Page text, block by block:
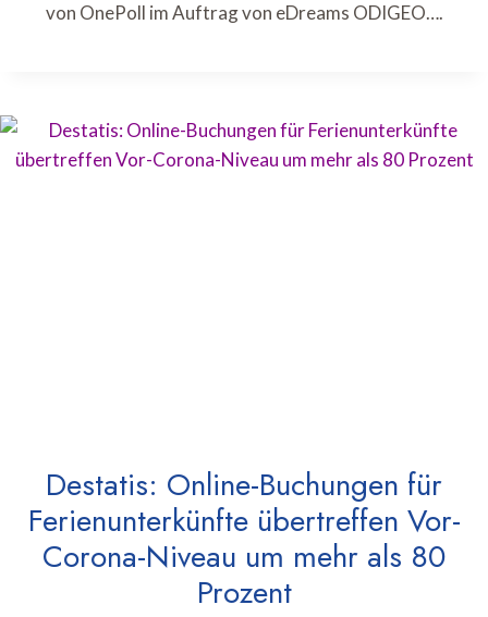
von OnePoll im Auftrag von eDreams ODIGEO….
Destatis: Online-Buchungen für
Ferienunterkünfte übertreffen Vor-
Corona-Niveau um mehr als 80
Prozent